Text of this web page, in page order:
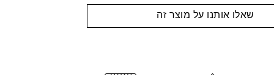
שאלו אותנו על מוצר זה